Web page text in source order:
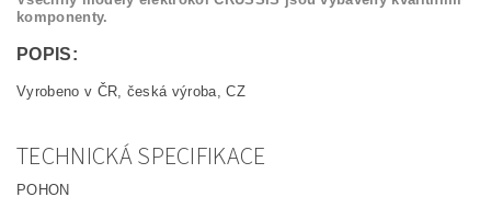
komponenty.
POPIS:
Vyrobeno v ČR, česká výroba, CZ
TECHNICKÁ SPECIFIKACE
POHON